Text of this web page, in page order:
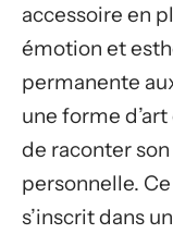
accessoire en
émotion et
permanente
une forme
de raconter
personnelle.
s’inscrit dans